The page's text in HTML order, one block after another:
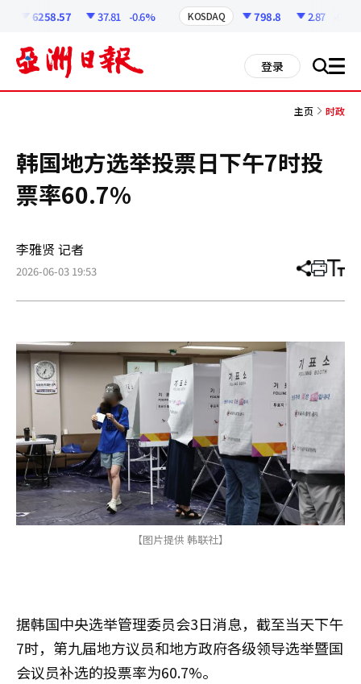
6258.57 37.81 -0.6% KOSDAQ 798.8 2.87
登录 搜 all
主页 时政
韩国地方选举投票日下午7时投
票率60.7%
李雅贤 记者
2026-06-03 19:53 分
章
打 调
小
【图片提供 韩联社】
据韩国中央选举管理委员会3日消息，截至当天下午
7时，第九届地方议员和地方政府各级领导选举暨国
会议员补选的投票率为60.7%。